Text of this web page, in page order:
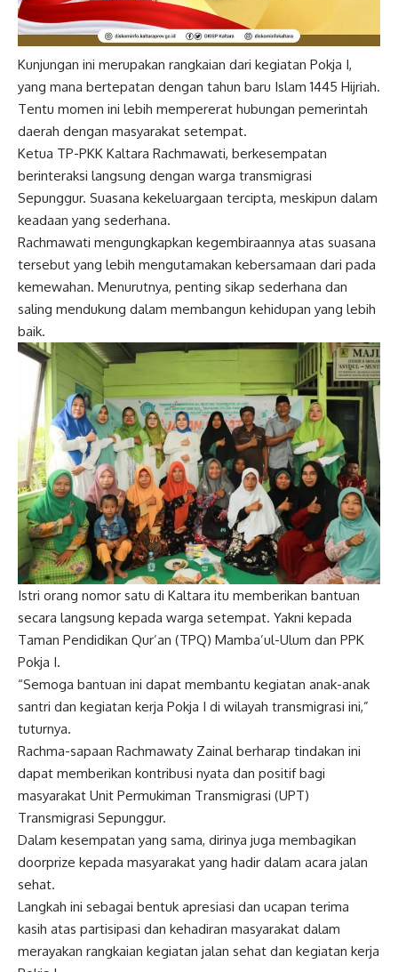
Kunjungan ini merupakan rangkaian dari kegiatan Pokja I,
yang mana bertepatan dengan tahun baru Islam 1445 Hijriah.
Tentu momen ini lebih mempererat hubungan pemerintah
daerah dengan masyarakat setempat.
Ketua TP-PKK Kaltara Rachmawati, berkesempatan
berinteraksi langsung dengan warga transmigrasi
Sepunggur. Suasana kekeluargaan tercipta, meskipun dalam
keadaan yang sederhana.
Rachmawati mengungkapkan kegembiraannya atas suasana
tersebut yang lebih mengutamakan kebersamaan dari pada
kemewahan. Menurutnya, penting sikap sederhana dan
saling mendukung dalam membangun kehidupan yang lebih
baik.
Istri orang nomor satu di Kaltara itu memberikan bantuan
secara langsung kepada warga setempat. Yakni kepada
Taman Pendidikan Qur’an (TPQ) Mamba’ul-Ulum dan PPK
Pokja I.
“Semoga bantuan ini dapat membantu kegiatan anak-anak
santri dan kegiatan kerja Pokja I di wilayah transmigrasi ini,”
tuturnya.
Rachma-sapaan Rachmawaty Zainal berharap tindakan ini
dapat memberikan kontribusi nyata dan positif bagi
masyarakat Unit Permukiman Transmigrasi (UPT)
Transmigrasi Sepunggur.
Dalam kesempatan yang sama, dirinya juga membagikan
doorprize kepada masyarakat yang hadir dalam acara jalan
sehat.
Langkah ini sebagai bentuk apresiasi dan ucapan terima
kasih atas partisipasi dan kehadiran masyarakat dalam
merayakan rangkaian kegiatan jalan sehat dan kegiatan kerja